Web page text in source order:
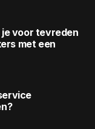
voor tevreden
met een